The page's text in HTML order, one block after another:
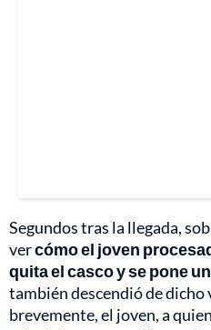
Segundos tras la llegada,
vercómo el joven
quita el casco y se pone
también descendió de
brevemente, el joven, a